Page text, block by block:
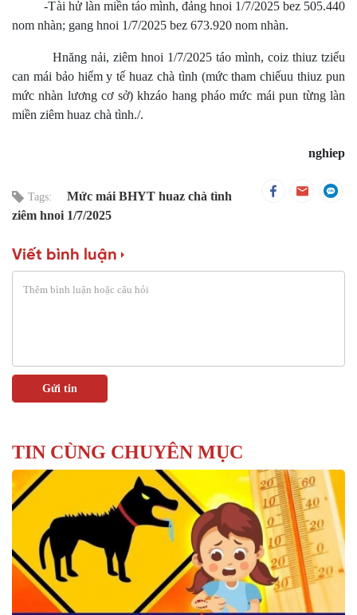
-Tài hử làn miền táo mình, đảng hnoi 1/7/2025 bez 505.440
nom nhàn; gang hnoi 1/7/2025 bez 673.920 nom nhàn.
Hnăng nải, ziêm hnoi 1/7/2025 táo mình, coiz thiuz tziểu
can mái bảo hiểm y tế huaz chà tình (mức tham chiếuu thiuz pun
mức nhàn lương cơ sở) khzáo hang pháo mức mái pun từng làn
miền ziêm huaz chà tình./.
nghiep
Tags:
Mức mái BHYT huaz chà tình
ziêm hnoi 1/7/2025
Viết bình luận
TIN CÙNG CHUYÊN MỤC